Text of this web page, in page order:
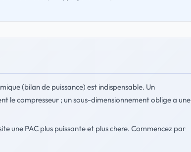
(bilan de puissance) est indispensable. Un
le compresseur ; un sous-dimensionnement oblige a une
une PAC plus puissante et plus chere. Commencez par